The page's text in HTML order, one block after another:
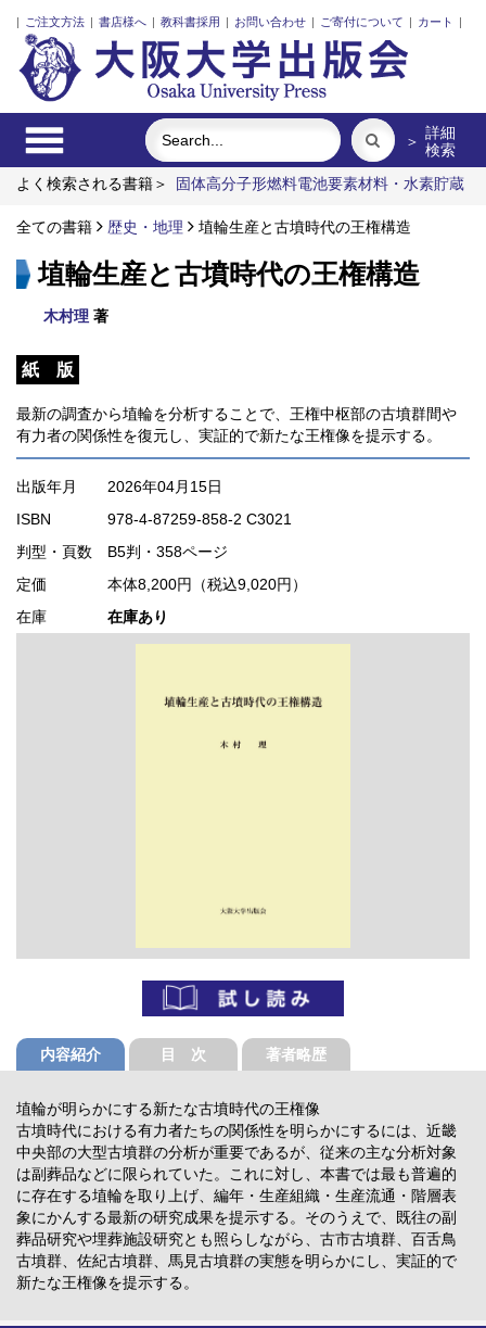
| ご注文方法 | 書店様へ | 教科書採用 | お問い合わせ | ご寄付について | カート |
＞ 詳細
検索
よく検索される書籍＞
固体高分子形燃料電池要素材料・水素貯蔵
ジラは自然の逆襲か？
脳の神秘を探る
レーザーとプラズマと
全ての書籍 歴史・地理 埴輪生産と古墳時代の王権構造
埴輪生産と古墳時代の王権構造
木村理 著
紙 版
最新の調査から埴輪を分析することで、王権中枢部の古墳群間や
有力者の関係性を復元し、実証的で新たな王権像を提示する。
出版年月
2026年04月15日
ISBN
978-4-87259-858-2 C3021
判型・頁数 B5判・358ページ
定価
本体8,200円（税込9,020円）
在庫
在庫あり
内容紹介 目 次 著者略歴
埴輪が明らかにする新たな古墳時代の王権像
古墳時代における有力者たちの関係性を明らかにするには、近畿
中央部の大型古墳群の分析が重要であるが、従来の主な分析対象
は副葬品などに限られていた。これに対し、本書では最も普遍的
に存在する埴輪を取り上げ、編年・生産組織・生産流通・階層表
象にかんする最新の研究成果を提示する。そのうえで、既往の副
葬品研究や埋葬施設研究とも照らしながら、古市古墳群、百舌鳥
古墳群、佐紀古墳群、馬見古墳群の実態を明らかにし、実証的で
新たな王権像を提示する。